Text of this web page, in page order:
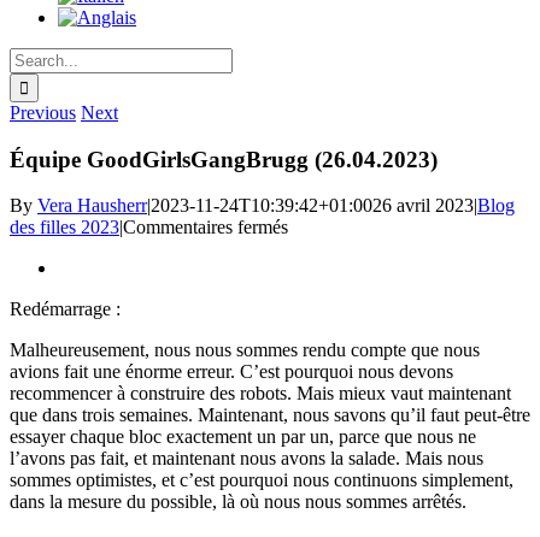
Search
for:
Previous Next
Équipe GoodGirlsGangBrugg (26.04.2023)
By Vera Hausherr|2023-11-24T10:39:42+01:0026 avril 2023|Blog
des filles 2023|Commentaires ferméssur
Image
Redémarrage :
Malheureusement, nous nous sommes rendu compte que nous
avions fait une énorme erreur. C’est pourquoi nous devons
recommencer à construire des robots. Mais mieux vaut maintenant
que dans trois semaines. Maintenant, nous savons qu’il faut peut-être
essayer chaque bloc exactement un par un, parce que nous ne
l’avons pas fait, et maintenant nous avons la salade. Mais nous
sommes optimistes, et c’est pourquoi nous continuons simplement,
dans la mesure du possible, là où nous nous sommes arrêtés.